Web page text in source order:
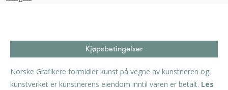
Kjøpsbetingelser
Norske Grafikere formidler kunst på vegne av kunstneren og
kunstverket er kunstnerens eiendom inntil varen er betalt. Les